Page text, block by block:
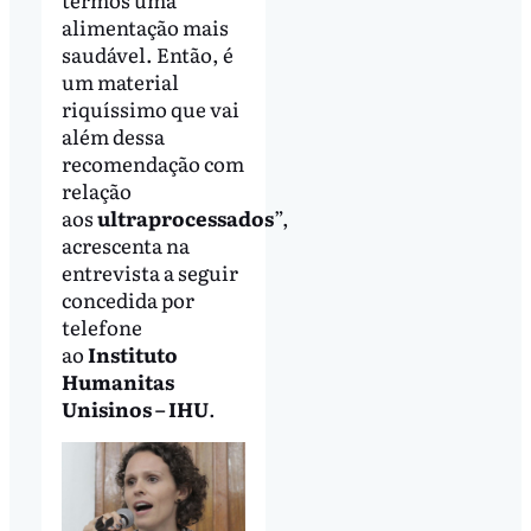
alimentação mais
saudável. Então, é
um material
riquíssimo que vai
além dessa
recomendação com
relação
aosultraprocessados”,
acrescenta na
entrevista a seguir
concedida por
telefone
aoInstituto
Humanitas
Unisinos – IHU.